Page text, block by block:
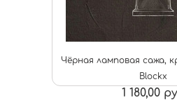
Чёрная ламповая сажа,
Blockx
1 180,00